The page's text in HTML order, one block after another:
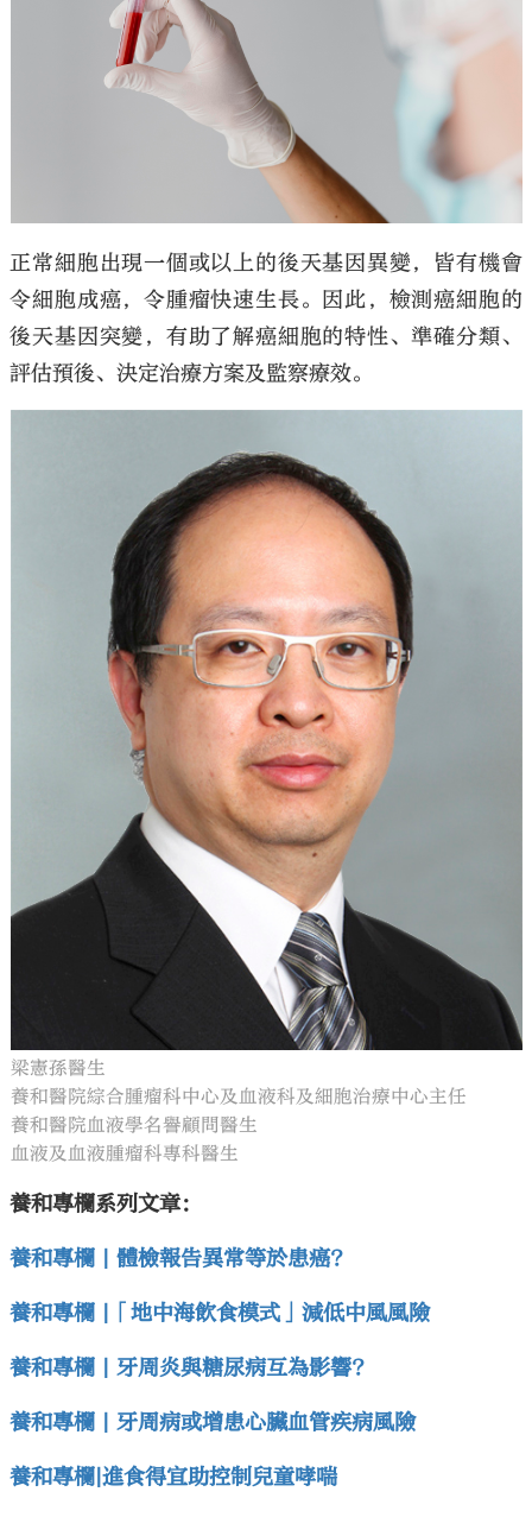
正常細胞出現一個或以上的後天基因異變，皆有機會
令細胞成癌，令腫瘤快速生長。因此，檢測癌細胞的
後天基因突變，有助了解癌細胞的特性、準確分類、
評估預後、決定治療方案及監察療效。
梁憲孫醫生
養和醫院綜合腫瘤科中心及血液科及細胞治療中心主任
養和醫院血液學名譽顧問醫生
血液及血液腫瘤科專科醫生
養和專欄系列文章：
養和專欄 | 體檢報告異常等於患癌?
養和專欄 |「地中海飲食模式」減低中風風險
養和專欄 | 牙周炎與糖尿病互為影響?
養和專欄 | 牙周病或增患心臟血管疾病風險
養和專欄|進食得宜助控制兒童哮喘